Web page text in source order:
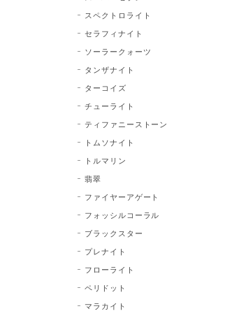
スペクトロライト
セラフィナイト
ソーラークォーツ
タンザナイト
ターコイズ
チューライト
ティファニーストーン
トムソナイト
トルマリン
翡翠
ファイヤーアゲート
フォッシルコーラル
ブラックスター
プレナイト
フローライト
ペリドット
マラカイト